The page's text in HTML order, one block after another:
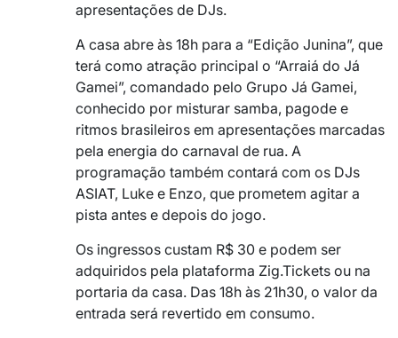
apresentações de DJs.
A casa abre às 18h para a “Edição Junina”, que
terá como atração principal o “Arraiá do Já
Gamei”, comandado pelo Grupo Já Gamei,
conhecido por misturar samba, pagode e
ritmos brasileiros em apresentações marcadas
pela energia do carnaval de rua. A
programação também contará com os DJs
ASIAT, Luke e Enzo, que prometem agitar a
pista antes e depois do jogo.
Os ingressos custam R$ 30 e podem ser
adquiridos pela plataforma Zig.Tickets ou na
portaria da casa. Das 18h às 21h30, o valor da
entrada será revertido em consumo.